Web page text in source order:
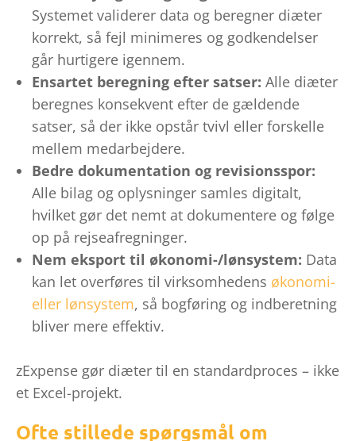
Systemet validerer data og beregner diæter
korrekt, så fejl minimeres og godkendelser
går hurtigere igennem.
Ensartet beregning efter satser: Alle diæter
beregnes konsekvent efter de gældende
satser, så der ikke opstår tvivl eller forskelle
mellem medarbejdere.
Bedre dokumentation og revisionsspor:
Alle bilag og oplysninger samles digitalt,
hvilket gør det nemt at dokumentere og følge
op på rejseafregninger.
Nem eksport til økonomi-/lønsystem: Data
kan let overføres til virksomhedens økonomi-
eller lønsystem, så bogføring og indberetning
bliver mere effektiv.
zExpense gør diæter til en standardproces – ikke
et Excel-projekt.
Ofte stillede spørgsmål om